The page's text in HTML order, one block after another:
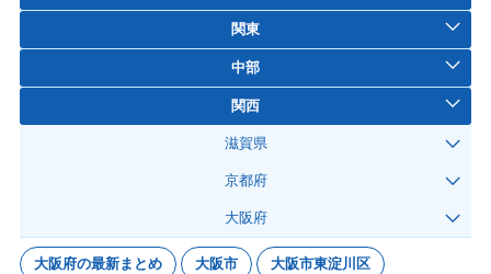
関東
中部
関西
滋賀県
京都府
大阪府
大阪府の最新まとめ 大阪市 大阪市東淀川区